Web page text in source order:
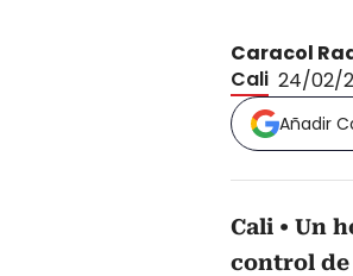
Caracol
Cali 24/02/
Añadir
Cali
Un
control de